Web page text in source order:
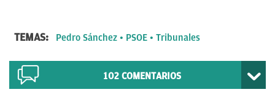
TEMAS: Pedro Sánchez PSOE Tribunales
102 COMENTARIOS